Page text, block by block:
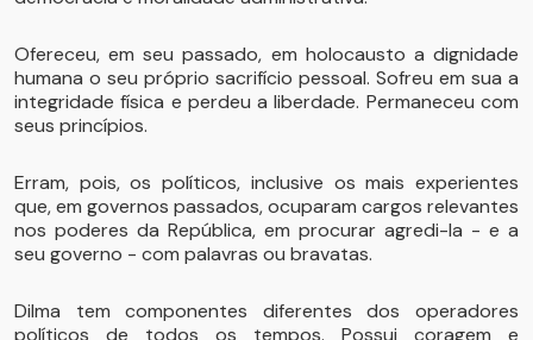
Ofereceu, em seu passado, em holocausto a dignidade
humana o seu próprio sacrifício pessoal. Sofreu em sua a
integridade física e perdeu a liberdade. Permaneceu com
seus princípios.
Erram, pois, os políticos, inclusive os mais experientes
que, em governos passados, ocuparam cargos relevantes
nos poderes da República, em procurar agredi-la - e a
seu governo - com palavras ou bravatas.
Dilma tem componentes diferentes dos operadores
políticos de todos os tempos. Possui coragem e